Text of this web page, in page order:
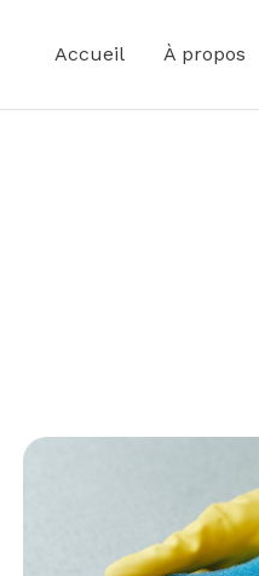
Accueil À propos